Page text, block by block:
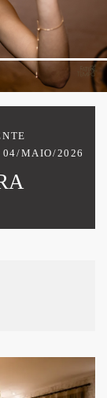
04/MAIO/2026